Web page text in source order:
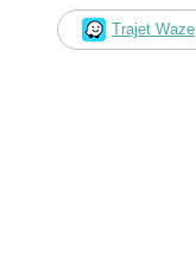
Trajet Waze